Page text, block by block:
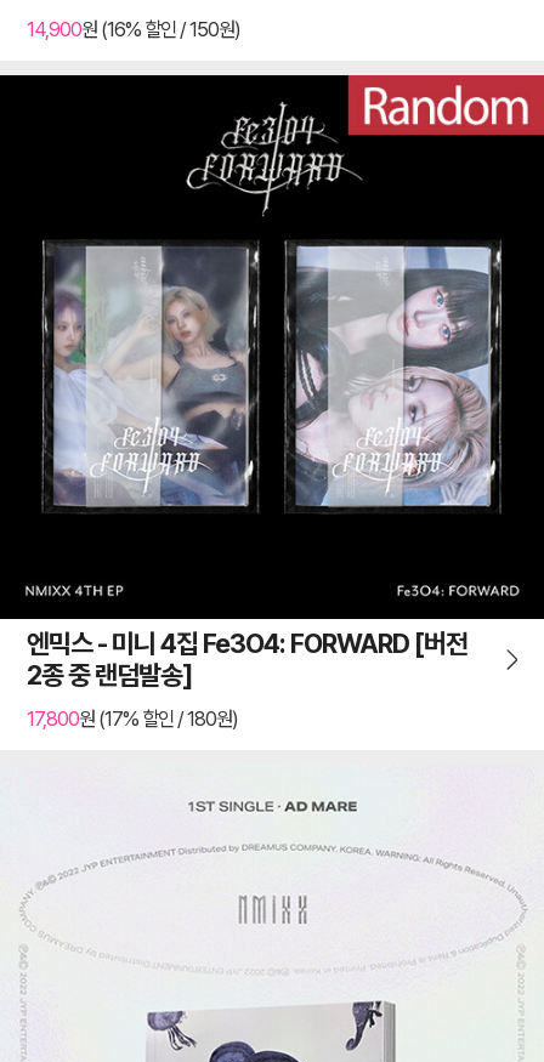
14,900원 (16% 할인 / 150원)
엔믹스 - 미니 4집 Fe3O4: FORWARD [버전
2종 중 랜덤발송]
17,800원 (17% 할인 / 180원)